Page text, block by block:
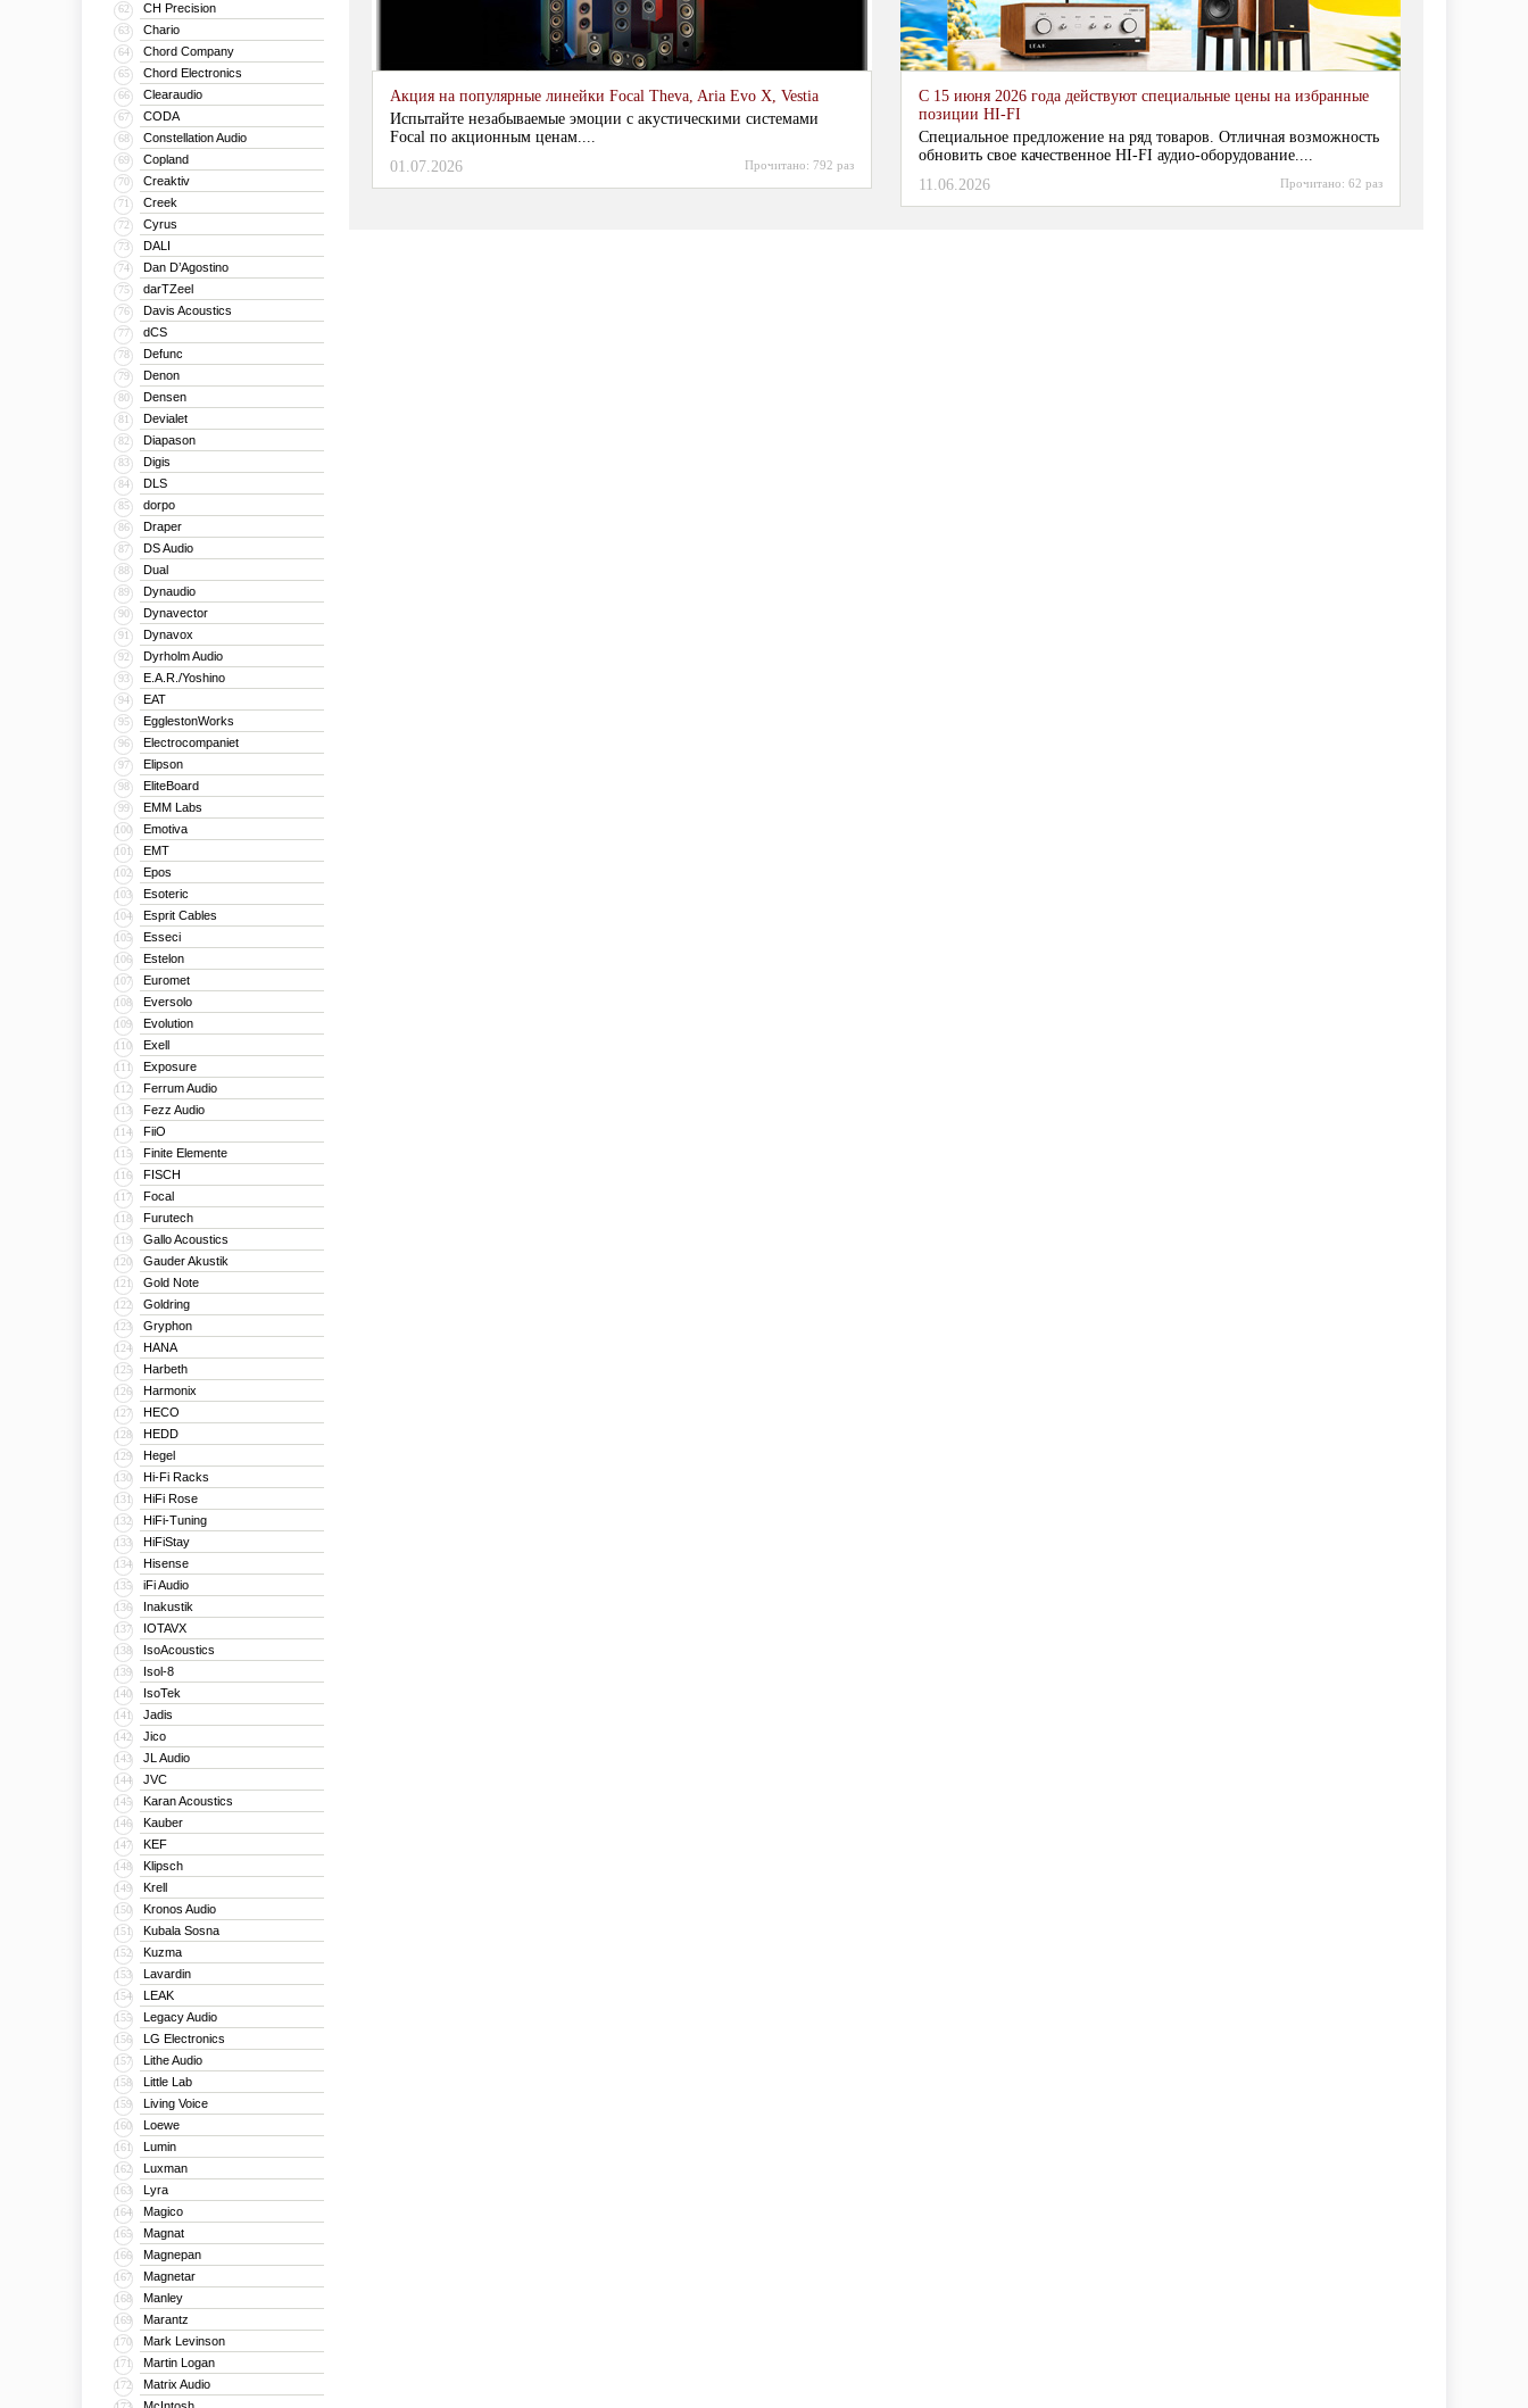
62 CH Precision
63 Chario
64 Chord Company
65 Chord Electronics
66 Clearaudio
67 CODA
68 Constellation Audio
69 Copland
70 Creaktiv
71 Creek
72 Cyrus
73 DALI
74 Dan D’Agostino
75 darTZeel
76 Davis Acoustics
77 dCS
78 Defunc
79 Denon
80 Densen
81 Devialet
82 Diapason
83 Digis
84 DLS
85 dorpo
86 Draper
87 DS Audio
88 Dual
89 Dynaudio
90 Dynavector
91 Dynavox
92 Dyrholm Audio
93 E.A.R./Yoshino
94 EAT
95 EgglestonWorks
96 Electrocompaniet
97 Elipson
98 EliteBoard
99 EMM Labs
100 Emotiva
101 EMT
102 Epos
103 Esoteric
104 Esprit Cables
105 Esseci
106 Estelon
107 Euromet
108 Eversolo
109 Evolution
110 Exell
111 Exposure
112 Ferrum Audio
113 Fezz Audio
114 FiiO
115 Finite Elemente
116 FISCH
117 Focal
118 Furutech
119 Gallo Acoustics
120 Gauder Akustik
121 Gold Note
122 Goldring
123 Gryphon
124 HANA
125 Harbeth
126 Harmonix
127 HECO
128 HEDD
129 Hegel
130 Hi-Fi Racks
131 HiFi Rose
132 HiFi-Tuning
133 HiFiStay
134 Hisense
135 iFi Audio
136 Inakustik
137 IOTAVX
138 IsoAcoustics
139 Isol-8
140 IsoTek
141 Jadis
142 Jico
143 JL Audio
144 JVC
145 Karan Acoustics
146 Kauber
147 KEF
148 Klipsch
149 Krell
150 Kronos Audio
151 Kubala Sosna
152 Kuzma
153 Lavardin
154 LEAK
155 Legacy Audio
156 LG Electronics
157 Lithe Audio
158 Little Lab
159 Living Voice
160 Loewe
161 Lumin
162 Luxman
163 Lyra
164 Magico
165 Magnat
166 Magnepan
167 Magnetar
168 Manley
169 Marantz
170 Mark Levinson
171 Martin Logan
172 Matrix Audio
Акция на популярные линейки Focal Theva, Aria Evo X, Vestia
Испытайте незабываемые эмоции с акустическими системами
Focal по акционным ценам....
01.07.2026
Прочитано: 792 раз
С 15 июня 2026 года действуют специальные цены на избранные
позиции HI-FI
Специальное предложение на ряд товаров. Отличная возможность
обновить свое качественное HI-FI аудио-оборудование....
11.06.2026
Прочитано: 62 раз